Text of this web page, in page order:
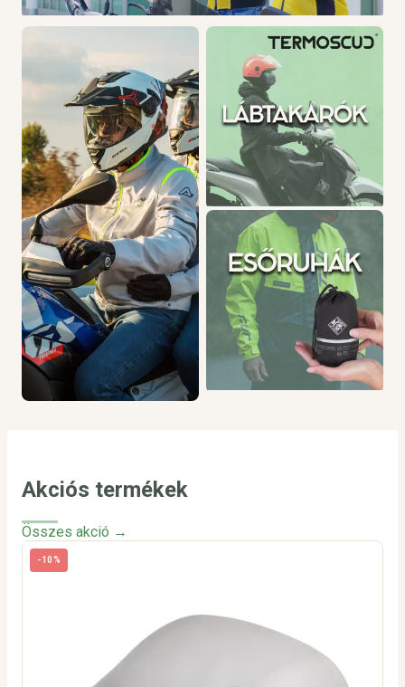
Akciós termékek
Összes akció →
-10%